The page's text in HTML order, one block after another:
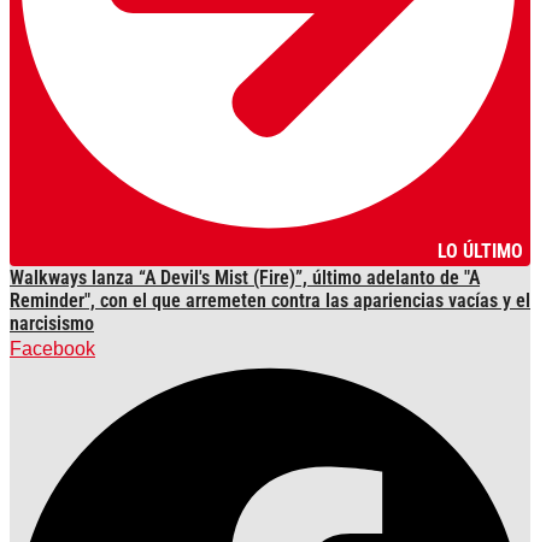
LO ÚLTIMO
Walkways lanza “A Devil's Mist (Fire)”, último adelanto de "A
Reminder", con el que arremeten contra las apariencias vacías y el
narcisismo
Facebook